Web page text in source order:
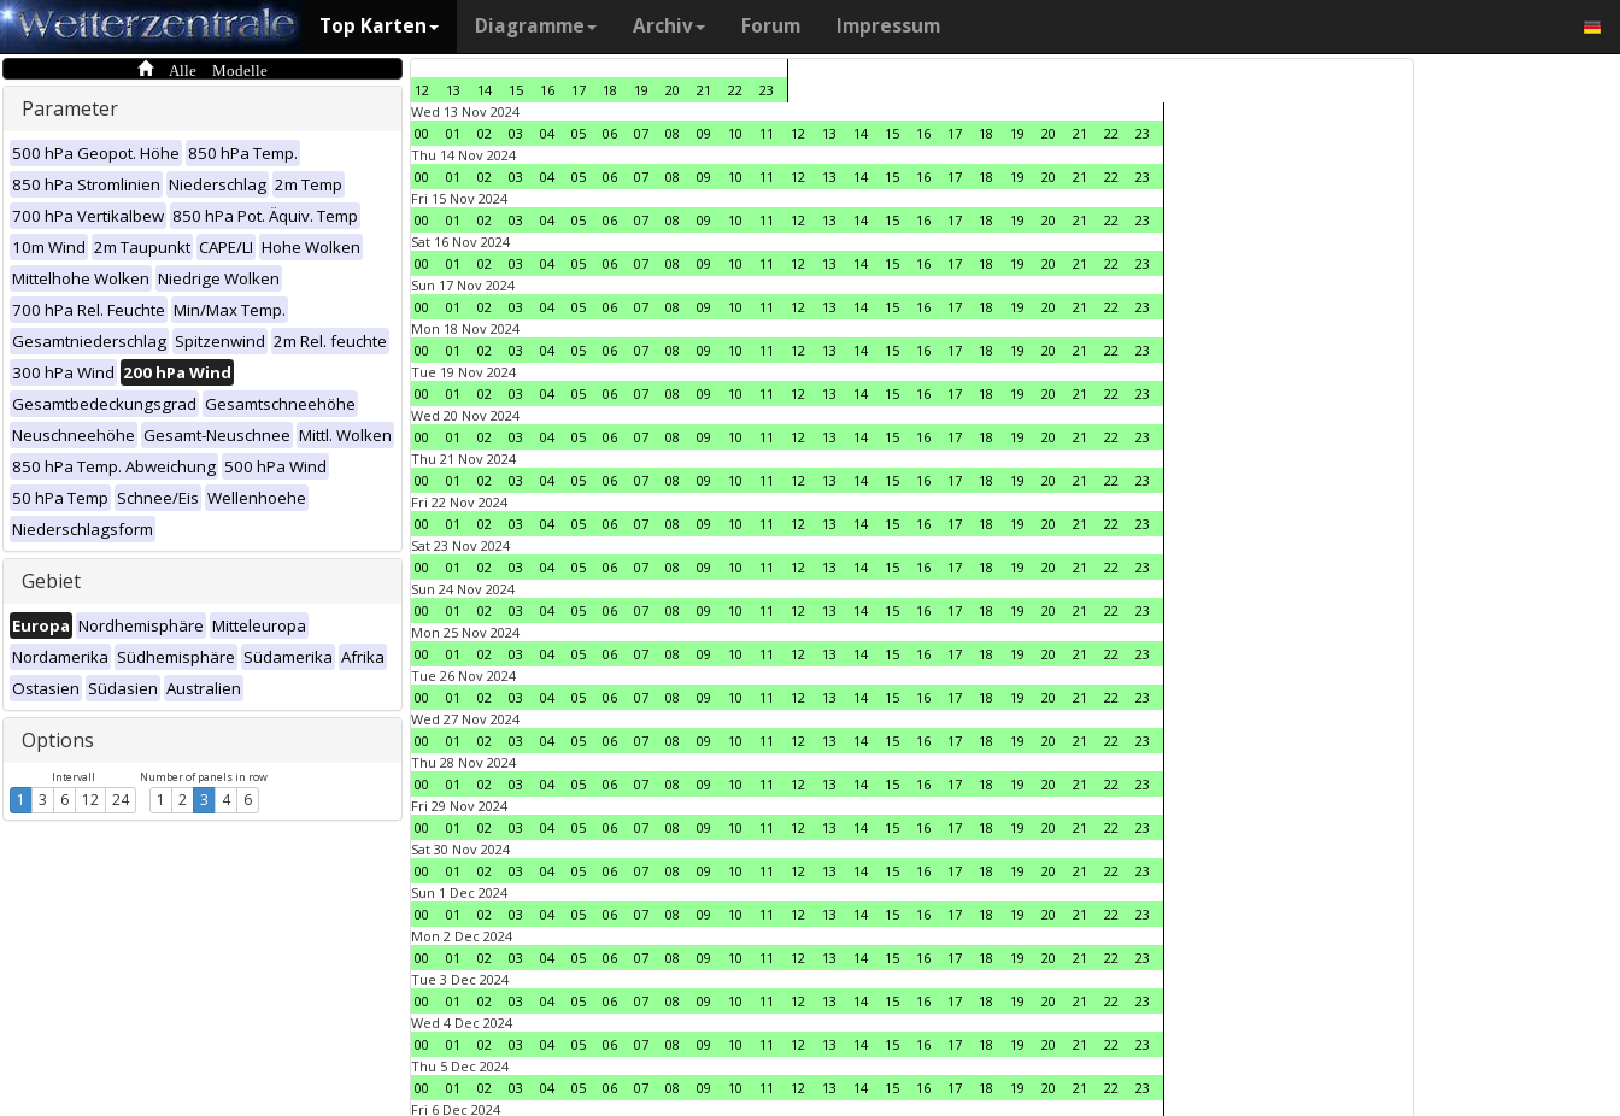
Top Karten Diagramme Archiv Forum Impressum
Alle Modelle
Parameter
500 hPa Geopot. Höhe 850 hPa Temp.
850 hPa Stromlinien Niederschlag 2m Temp
700 hPa Vertikalbew 850 hPa Pot. Äquiv. Temp
10m Wind 2m Taupunkt CAPE/LI Hohe Wolken
Mittelhohe Wolken Niedrige Wolken
700 hPa Rel. Feuchte Min/Max Temp.
Gesamtniederschlag Spitzenwind 2m Rel. feuchte
300 hPa Wind 200 hPa Wind
Gesamtbedeckungsgrad Gesamtschneehöhe
Neuschneehöhe Gesamt-Neuschnee Mittl. Wolken
850 hPa Temp. Abweichung 500 hPa Wind
50 hPa Temp Schnee/Eis Wellenhoehe
Niederschlagsform
Gebiet
Europa Nordhemisphäre Mitteleuropa
Nordamerika Südhemisphäre Südamerika Afrika
Ostasien Südasien Australien
Options
Intervall
1 3 6 12 24
Number of panels in row
1 2 3 4 6
12 13 14 15 16 17 18 19 20 21 22
23
Wed 13 Nov 2024
00
01 02 03 04 05 06 07 08 09 10 11 12 13 14 15 16 17 18 19 20 21 22
23
Thu 14 Nov 2024
00
01 02 03 04 05 06 07 08 09 10 11 12 13 14 15 16 17 18 19 20 21 22
23
Fri 15 Nov 2024
00
01 02 03 04 05 06 07 08 09 10 11 12 13 14 15 16 17 18 19 20 21 22
23
Sat 16 Nov 2024
00
01 02 03 04 05 06 07 08 09 10 11 12 13 14 15 16 17 18 19 20 21 22
23
Sun 17 Nov 2024
00
01 02 03 04 05 06 07 08 09 10 11 12 13 14 15 16 17 18 19 20 21 22
23
Mon 18 Nov 2024
00
01 02 03 04 05 06 07 08 09 10 11 12 13 14 15 16 17 18 19 20 21 22
23
Tue 19 Nov 2024
00
01 02 03 04 05 06 07 08 09 10 11 12 13 14 15 16 17 18 19 20 21 22
23
Wed 20 Nov 2024
00
01 02 03 04 05 06 07 08 09 10 11 12 13 14 15 16 17 18 19 20 21 22
23
Thu 21 Nov 2024
00
01 02 03 04 05 06 07 08 09 10 11 12 13 14 15 16 17 18 19 20 21 22
23
Fri 22 Nov 2024
00
01 02 03 04 05 06 07 08 09 10 11 12 13 14 15 16 17 18 19 20 21 22
23
Sat 23 Nov 2024
00
01 02 03 04 05 06 07 08 09 10 11 12 13 14 15 16 17 18 19 20 21 22
23
Sun 24 Nov 2024
00
01 02 03 04 05 06 07 08 09 10 11 12 13 14 15 16 17 18 19 20 21 22
23
Mon 25 Nov 2024
00
01 02 03 04 05 06 07 08 09 10 11 12 13 14 15 16 17 18 19 20 21 22
23
Tue 26 Nov 2024
00
01 02 03 04 05 06 07 08 09 10 11 12 13 14 15 16 17 18 19 20 21 22
23
Wed 27 Nov 2024
00
01 02 03 04 05 06 07 08 09 10 11 12 13 14 15 16 17 18 19 20 21 22
23
Thu 28 Nov 2024
00
01 02 03 04 05 06 07 08 09 10 11 12 13 14 15 16 17 18 19 20 21 22
23
Fri 29 Nov 2024
00
01 02 03 04 05 06 07 08 09 10 11 12 13 14 15 16 17 18 19 20 21 22
23
Sat 30 Nov 2024
00
01 02 03 04 05 06 07 08 09 10 11 12 13 14 15 16 17 18 19 20 21 22
23
Sun 1 Dec 2024
00
01 02 03 04 05 06 07 08 09 10 11 12 13 14 15 16 17 18 19 20 21 22
23
Mon 2 Dec 2024
00
01 02 03 04 05 06 07 08 09 10 11 12 13 14 15 16 17 18 19 20 21 22
23
Tue 3 Dec 2024
00
01 02 03 04 05 06 07 08 09 10 11 12 13 14 15 16 17 18 19 20 21 22
23
Wed 4 Dec 2024
00
01 02 03 04 05 06 07 08 09 10 11 12 13 14 15 16 17 18 19 20 21 22
23
Thu 5 Dec 2024
00
01 02 03 04 05 06 07 08 09 10 11 12 13 14 15 16 17 18 19 20 21 22
23
Fri 6 Dec 2024